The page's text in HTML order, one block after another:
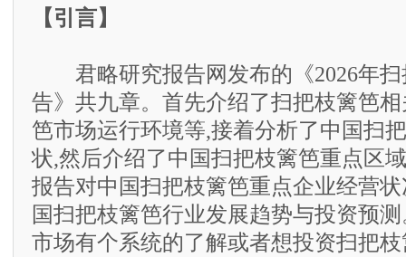
【引言】
君略研究报告网发布的《2026年扫
告》共九章。首先介绍了扫把枝篱笆
笆市场运行环境等,接着分析了中国扫
状,然后介绍了中国扫把枝篱笆重点区
报告对中国扫把枝篱笆重点企业经营
国扫把枝篱笆行业发展趋势与投资预
市场有个系统的了解或者想投资扫把